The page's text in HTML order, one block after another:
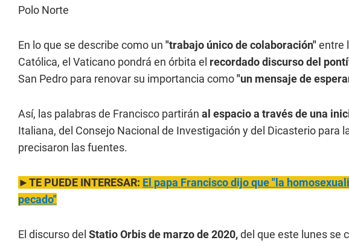
Polo Norte
En lo que se describe como un "trabajo único de colaboración"entre
Católica, el Vaticano pondrá en órbita el recordado discurso del
San Pedro para renovar su importancia como"un mensaje de
Así, las palabras de Francisco partirán al espacio a través de una
Italiana, del Consejo Nacional de Investigación y del Dicasterio para
precisaron las fuentes.
►TE PUEDE INTERESAR: El papa Francisco dijo que "la
pecado"
El discurso del Statio Orbis de marzo de 2020,del que este lunes se